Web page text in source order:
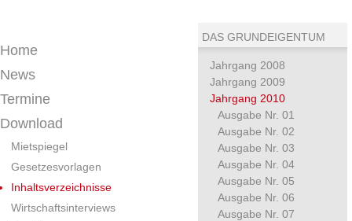
Home
News
Termine
Download
Mietspiegel
Gesetzesvorlagen
Inhaltsverzeichnisse
Wirtschaftsinterviews
DAS GRUNDEIGENTUM
Jahrgang 2008
Jahrgang 2009
Jahrgang 2010
Ausgabe Nr. 01
Ausgabe Nr. 02
Ausgabe Nr. 03
Ausgabe Nr. 04
Ausgabe Nr. 05
Ausgabe Nr. 06
Ausgabe Nr. 07